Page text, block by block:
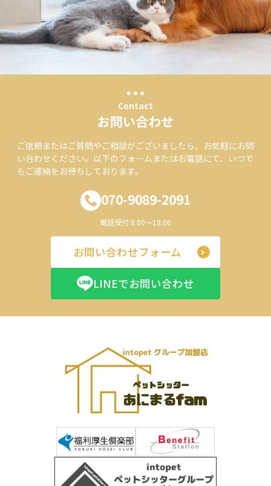
Contact
お問い合わせ
ご依頼またはご質問やご相談がございましたら、お気軽にお問
い合わせください。以下のフォームまたはお電話にて、いつで
もご連絡をお待ちしております。
070-9089-2091
電話受付 8:00～18:00
お問い合わせフォーム
LINEでお問い合わせ